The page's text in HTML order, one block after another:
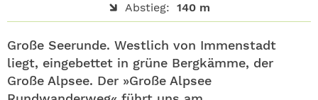
Abstieg: 140 m
Große Seerunde. Westlich von Immenstadt
liegt, eingebettet in grüne Bergkämme, der
Große Alpsee. Der »Große Alpsee